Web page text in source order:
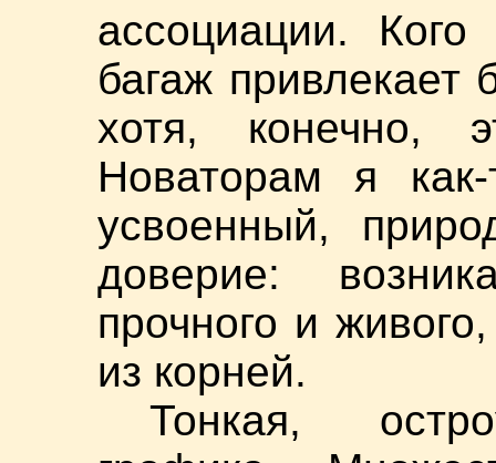
ассоциации.
багаж привлекает
хотя, конечно,
Новаторам я
усвоенный,
доверие:
прочного и
из корней.
Тонкая,